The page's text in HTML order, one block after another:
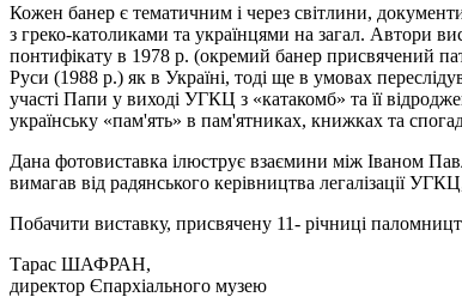
Кожен банер є тематичним і через світлини,
з греко-католиками та українцями на загал. Автори
понтифікату в 1978 р. (окремий банер присвячений
Руси (1988 р.) як в Україні, тоді ще в умовах
участі Папи у виході УГКЦ з «катакомб» та її
українську «пам'ять» в пам'ятниках, книжках та
Дана фотовиставка ілюструє взаємини між Іваном
вимагав від радянського керівництва легалізації
Побачити виставку, присвячену 11- річниці
Тарас ШАФРАН,
директор Єпархіального музею